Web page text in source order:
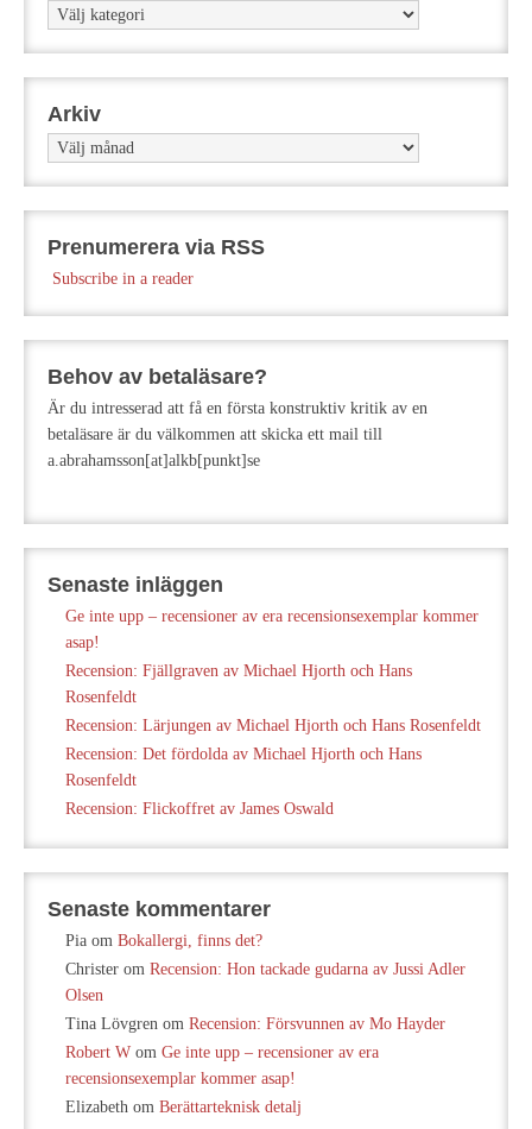
Kategorier
Arkiv
Arkiv
Prenumerera via RSS
Subscribe in a reader
Behov av betaläsare?
Är du intresserad att få en första konstruktiv kritik av en
betaläsare är du välkommen att skicka ett mail till
a.abrahamsson[at]alkb[punkt]se
Senaste inläggen
Ge inte upp – recensioner av era recensionsexemplar kommer
asap!
Recension: Fjällgraven av Michael Hjorth och Hans
Rosenfeldt
Recension: Lärjungen av Michael Hjorth och Hans Rosenfeldt
Recension: Det fördolda av Michael Hjorth och Hans
Rosenfeldt
Recension: Flickoffret av James Oswald
Senaste kommentarer
Pia om Bokallergi, finns det?
Christer om Recension: Hon tackade gudarna av Jussi Adler
Olsen
Tina Lövgren om Recension: Försvunnen av Mo Hayder
Robert W om Ge inte upp – recensioner av era
recensionsexemplar kommer asap!
Elizabeth om Berättarteknisk detalj